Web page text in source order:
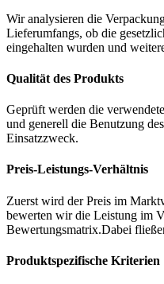
Wir analysieren die
Lieferumfangs, ob die
eingehalten wurden und
Qualität des Produkts
Geprüft werden die
und generell die Benutzung
Einsatzzweck.
Preis-Leistungs-Verhältnis
Zuerst wird der Preis im
bewerten wir die Leistung im
Bewertungsmatrix.Dabei
Produktspezifische Kriterien